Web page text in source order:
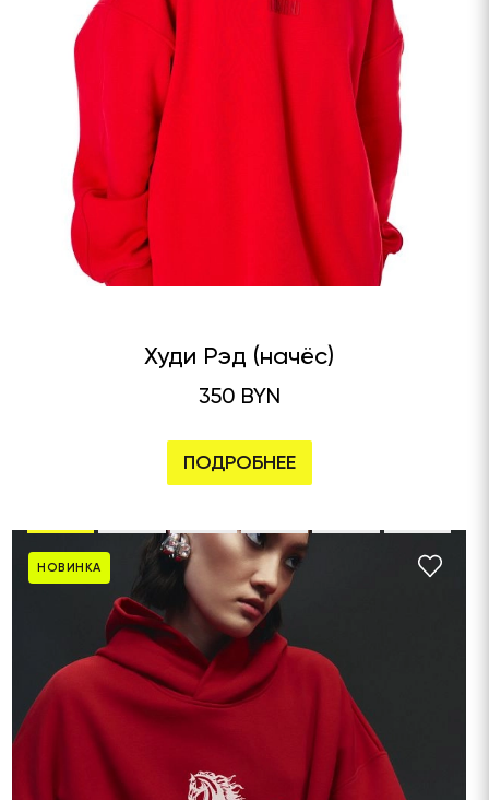
Худи Рэд (начёс)
350 BYN
ПОДРОБНЕЕ
НОВИНКА